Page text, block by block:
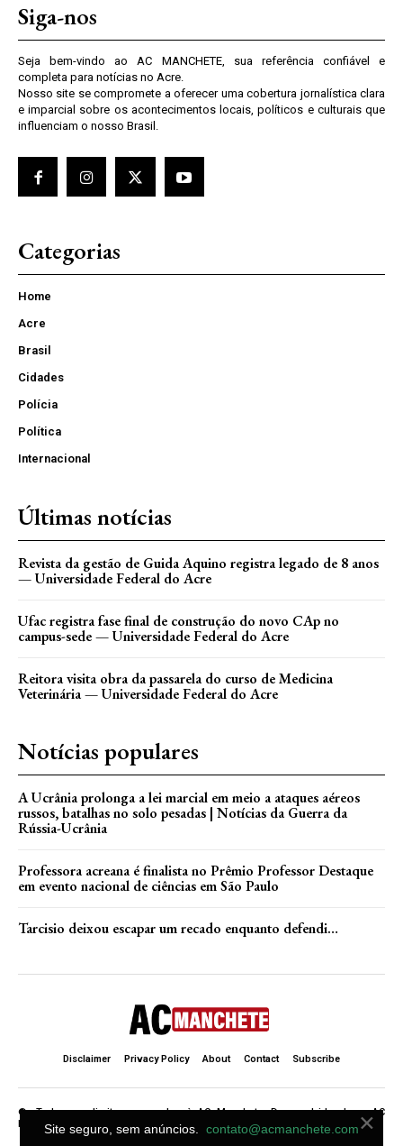
Siga-nos
Seja bem-vindo ao AC MANCHETE, sua referência confiável e
completa para notícias no Acre.
Nosso site se compromete a oferecer uma cobertura jornalística clara
e imparcial sobre os acontecimentos locais, políticos e culturais que
influenciam o nosso Brasil.
Categorias
Home
Acre
Brasil
Cidades
Polícia
Política
Internacional
Últimas notícias
Revista da gestão de Guida Aquino registra legado de 8 anos
— Universidade Federal do Acre
Ufac registra fase final de construção do novo CAp no
campus-sede — Universidade Federal do Acre
Reitora visita obra da passarela do curso de Medicina
Veterinária — Universidade Federal do Acre
Notícias populares
A Ucrânia prolonga a lei marcial em meio a ataques aéreos
russos, batalhas no solo pesadas | Notícias da Guerra da
Rússia-Ucrânia
Professora acreana é finalista no Prêmio Professor Destaque
em evento nacional de ciências em São Paulo
Tarcisio deixou escapar um recado enquanto defendi…
Disclaimer Privacy Policy About Contact Subscribe
©. Todos os direitos reservados à AC Manchete. Desenvolvido de ♥ AC
Manchete .Site seguro, sem anúncios. contato@acmanchete.com×